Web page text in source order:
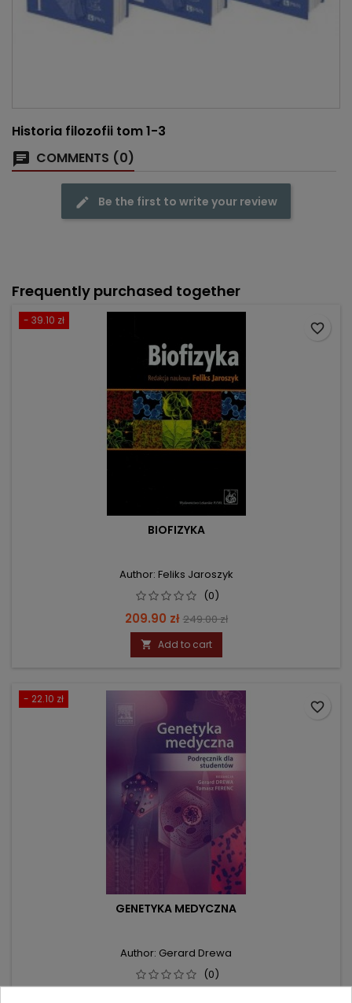
Historia filozofii tom 1-3
COMMENTS (0)
Be the first to write your review
Frequently purchased together
- 39.10 zł
BIOFIZYKA
Author: Feliks Jaroszyk
(0)
Price
209.90 zł Regular
price
249.00 zł
 Add to cart
favorite_border
- 22.10 zł
GENETYKA MEDYCZNA
Author: Gerard Drewa
(0)
favorite_border